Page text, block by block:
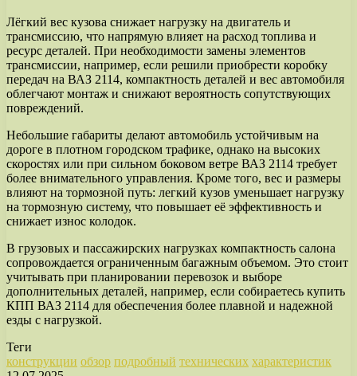
Лёгкий вес кузова снижает нагрузку на двигатель и
трансмиссию, что напрямую влияет на расход топлива и
ресурс деталей. При необходимости замены элементов
трансмиссии, например, если решили приобрести коробку
передач на ВАЗ 2114, компактность деталей и вес автомобиля
облегчают монтаж и снижают вероятность сопутствующих
повреждений.
Небольшие габариты делают автомобиль устойчивым на
дороге в плотном городском трафике, однако на высоких
скоростях или при сильном боковом ветре ВАЗ 2114 требует
более внимательного управления. Кроме того, вес и размеры
влияют на тормозной путь: легкий кузов уменьшает нагрузку
на тормозную систему, что повышает её эффективность и
снижает износ колодок.
В грузовых и пассажирских нагрузках компактность салона
сопровождается ограниченным багажным объемом. Это стоит
учитывать при планировании перевозок и выборе
дополнительных деталей, например, если собираетесь купить
КПП ВАЗ 2114 для обеспечения более плавной и надежной
езды с нагрузкой.
Теги
конструкции обзор подробный технических характеристик